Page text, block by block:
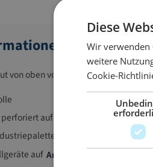
von oben vor Regen, Staub,
auf der Rolle
auf Anfrage
Diese
Wir verwenden
weitere
Cookie-